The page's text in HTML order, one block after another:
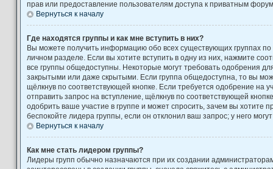
прав или предоставление пользователям доступа к приватным
Вернуться к началу
Где находятся группы и как мне вступить в них?
Вы можете получить информацию обо всех существующих группах
личном разделе. Если вы хотите вступить в одну из них, нажмите
все группы общедоступны. Некоторые могут требовать одобрения
закрытыми или даже скрытыми. Если группа общедоступна, то вы
щёлкнув по соответствующей кнопке. Если требуется одобрение на
отправить запрос на вступление, щёлкнув по соответствующей
одобрить ваше участие в группе и может спросить, зачем вы хотите
беспокойте лидера группы, если он отклонил ваш запрос; у него
Вернуться к началу
Как мне стать лидером группы?
Лидеры групп обычно назначаются при их создании